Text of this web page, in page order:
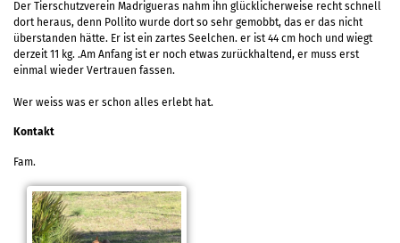
Der Tierschutzverein Madrigueras nahm ihn glücklicherweise recht schnell
dort heraus, denn Pollito wurde dort so sehr gemobbt, das er das nicht
überstanden hätte. Er ist ein zartes Seelchen. er ist 44 cm hoch und wiegt
derzeit 11 kg. .Am Anfang ist er noch etwas zurückhaltend, er muss erst
einmal wieder Vertrauen fassen.
Wer weiss was er schon alles erlebt hat.
Kontakt
Fam.